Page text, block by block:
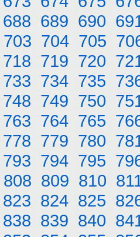
688 689 690
703 704 705
718 719 720
733 734 735
748 749 750
763 764 765
778 779 780
793 794 795
808 809 810
823 824 825
838 839 840